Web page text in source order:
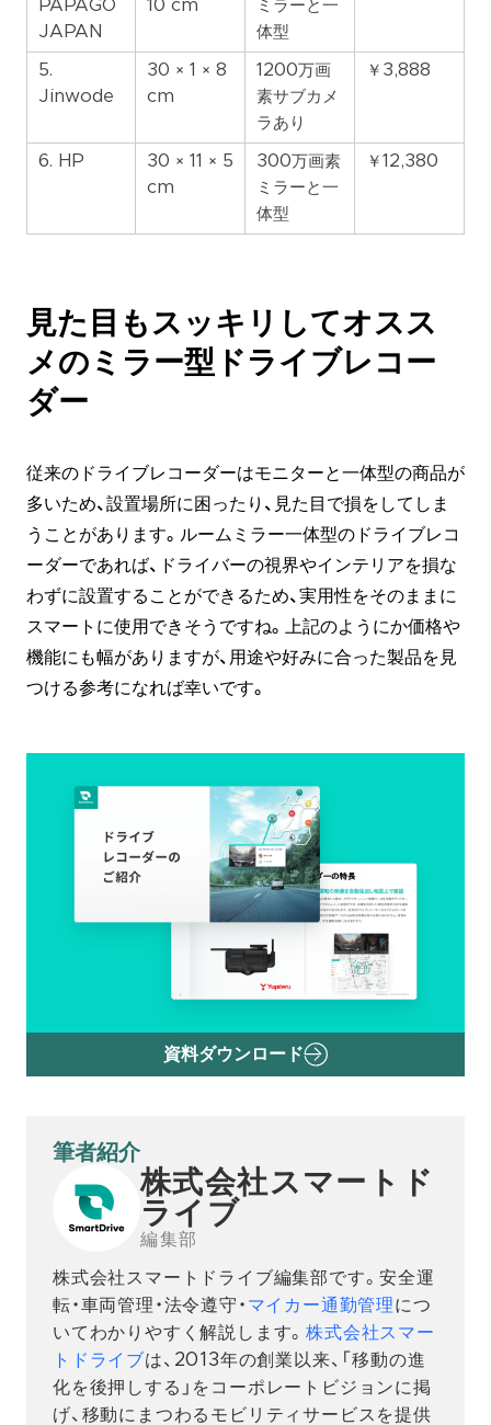
PAPAGO
JAPAN
10 cm
ミラーと一
体型
5.
Jinwode
30 × 1 × 8
cm
1200万画
素サブカメ
ラあり
￥3,888
6. HP
30 × 11 × 5
cm
300万画素
ミラーと一
体型
￥12,380
見た目もスッキリしてオスス
メのミラー型ドライブレコー
ダー
従来のドライブレコーダーはモニターと一体型の商品が
多いため、設置場所に困ったり、見た目で損をしてしま
うことがあります。ルームミラー一体型のドライブレコ
ーダーであれば、ドライバーの視界やインテリアを損な
わずに設置することができるため、実用性をそのままに
スマートに使用できそうですね。上記のようにか価格や
機能にも幅がありますが、用途や好みに合った製品を見
つける参考になれば幸いです。
資料ダウンロード
筆者紹介
株式会社スマートド
ライブ
編集部
株式会社スマートドライブ編集部です。安全運
転・車両管理・法令遵守・ マイカー通勤管理につ
いてわかりやすく解説します。株式会社スマー
トドライブは、2013年の創業以来、「移動の進
化を後押しする」をコーポレートビジョンに掲
げ、移動にまつわるモビリティサービスを提供